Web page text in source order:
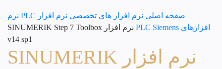
صفحه اصلی نرم افزار های تخصصی نرم افزار PLC
نرم
افزارهای PLC Siemens
نرم افزار SINUMERIK Step 7 Toolbox
v14 sp1
نرم افزار SINUMERIK